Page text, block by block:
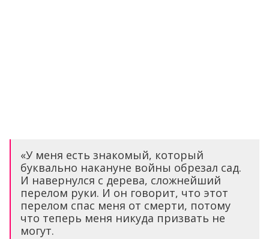
«У меня есть знакомый, который
буквально накануне войны обрезал сад.
И навернулся с дерева, сложнейший
перелом руки. И он говорит, что этот
перелом спас меня от смерти, потому
что теперь меня никуда призвать не
могут.